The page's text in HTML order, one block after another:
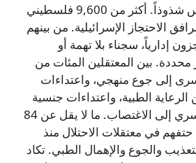
ما يظهره الفيديو ليس شذوذاً. أكثر من 9,600 فلسطيني
الاحتجاز الإسرائيلية. من بينهم
3,500 محتجزون إدارياً، سجناء بلا تهمة أو
بين المعتقلين المئات من
إلى جوع منهجي، واعتداءات
الطبية، واعتداءات جنسية
تمتد من التجريد القسري إلى الاغتصاب. ما لا يقل عن 84
حتفهم في معتقلات الاحتلال منذ
نتيجة التعذيب والجوع والإهمال الطبي. تكاد